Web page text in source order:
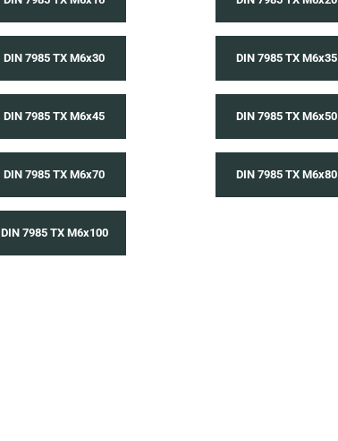
DIN 7985 TX M6x30 DIN 7985 TX M6x35
DIN 7985 TX M6x45 DIN 7985 TX M6x50
DIN 7985 TX M6x70 DIN 7985 TX M6x80
DIN 7985 TX M6x100